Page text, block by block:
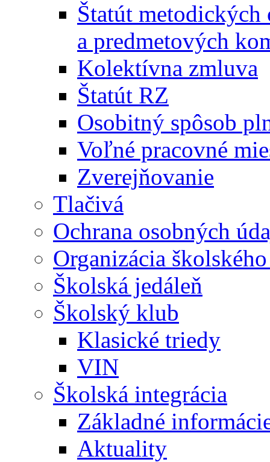
Štatút
a predmetových
Kolektívna zmluva
Štatút RZ
Osobitný spôsob
Voľné pracovné
Zverejňovanie
Tlačivá
Ochrana osobných
Organizácia
Školská jedáleň
Školský klub
Klasické triedy
VIN
Školská integrácia
Základné
Aktuality